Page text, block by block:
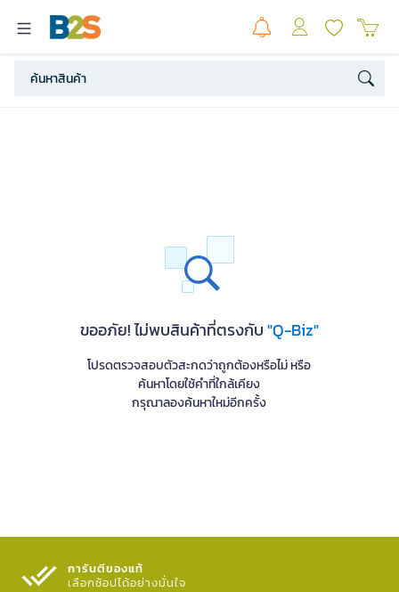
ขออภัย! ไม่พบสินค้าที่ตรงกับ"Q-Biz"
โปรดตรวจสอบตัวสะกดว่าถูกต้องหรือไม่ หรือ
ค้นหาโดยใช้คำที่ใกล้เคียง
กรุณาลองค้นหาใหม่อีกครั้ง
การันตีของแท้
เลือกช้อปได้อย่างมั่นใจ​